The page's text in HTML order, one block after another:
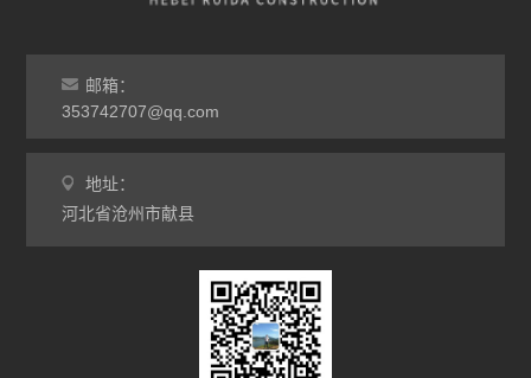
邮箱：
353742707@qq.com
地址：
河北省沧州市献县